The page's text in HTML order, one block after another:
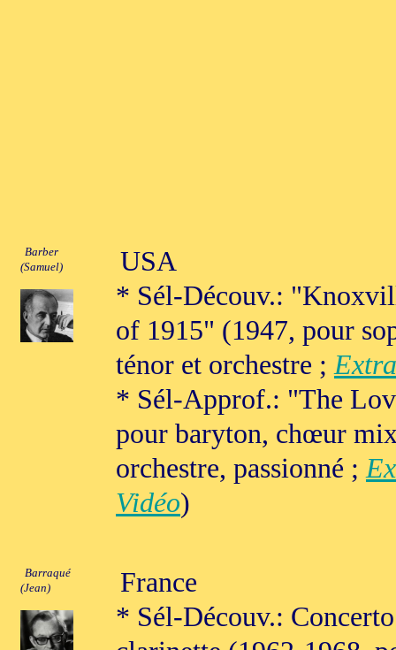
Barber
(Samuel)
USA
* Sél-Découv.:
of 1915" (1947, pour
ténor et orchestre ;
* Sél-Approf.: "The
pour baryton, chœur
orchestre, passionné ;
Vidéo)
Barraqué
(Jean)
France
* Sél-Découv.: